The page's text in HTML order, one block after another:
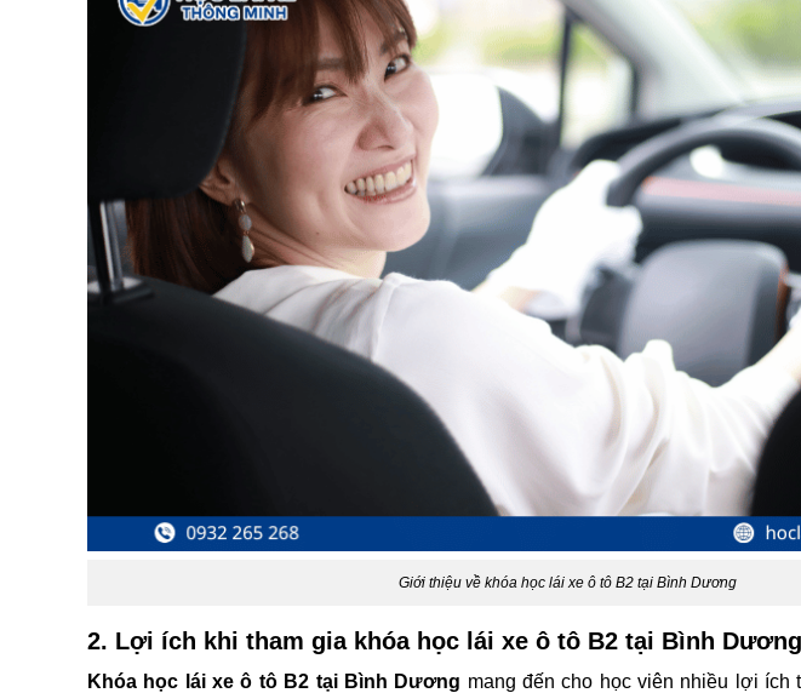
Giới thiệu về khóa học lái xe ô tô B2 tại Bình Dương
2. Lợi ích khi tham gia khóa học lái xe ô tô B2 tại Bình Dương
Khóa học lái xe ô tô B2 tại Bình Dương mang đến cho học viên nhiều lợi ích